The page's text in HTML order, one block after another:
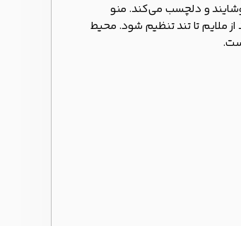
و دلچسب می‌کند. منو
ملایم تا تند تنظیم شود. محیط